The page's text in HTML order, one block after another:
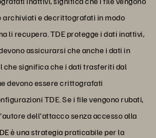
e decrittografati in modo
li recupera. TDE protegge i dati inattivi,
assicurarsi che anche i dati in
significa che i dati trasferiti dal
devono essere crittografati
TDE. Se i file vengono rubati,
dell'attacco senza accesso alla
è una strategia praticabile per la